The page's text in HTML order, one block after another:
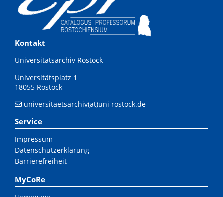
Kontakt
Universitätsarchiv Rostock
Universitätsplatz 1
18055 Rostock
universitaetsarchiv(at)uni-rostock.de
Service
Impressum
Datenschutzerklärung
Barrierefreiheit
MyCoRe